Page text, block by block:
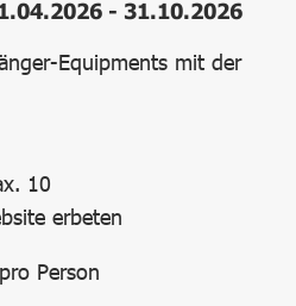
- 31.10.2026
Equipments mit der
10
erbeten
Person